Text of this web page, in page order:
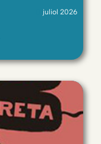
juliol 2026